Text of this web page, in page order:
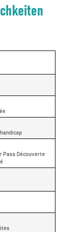
Pass Découverte